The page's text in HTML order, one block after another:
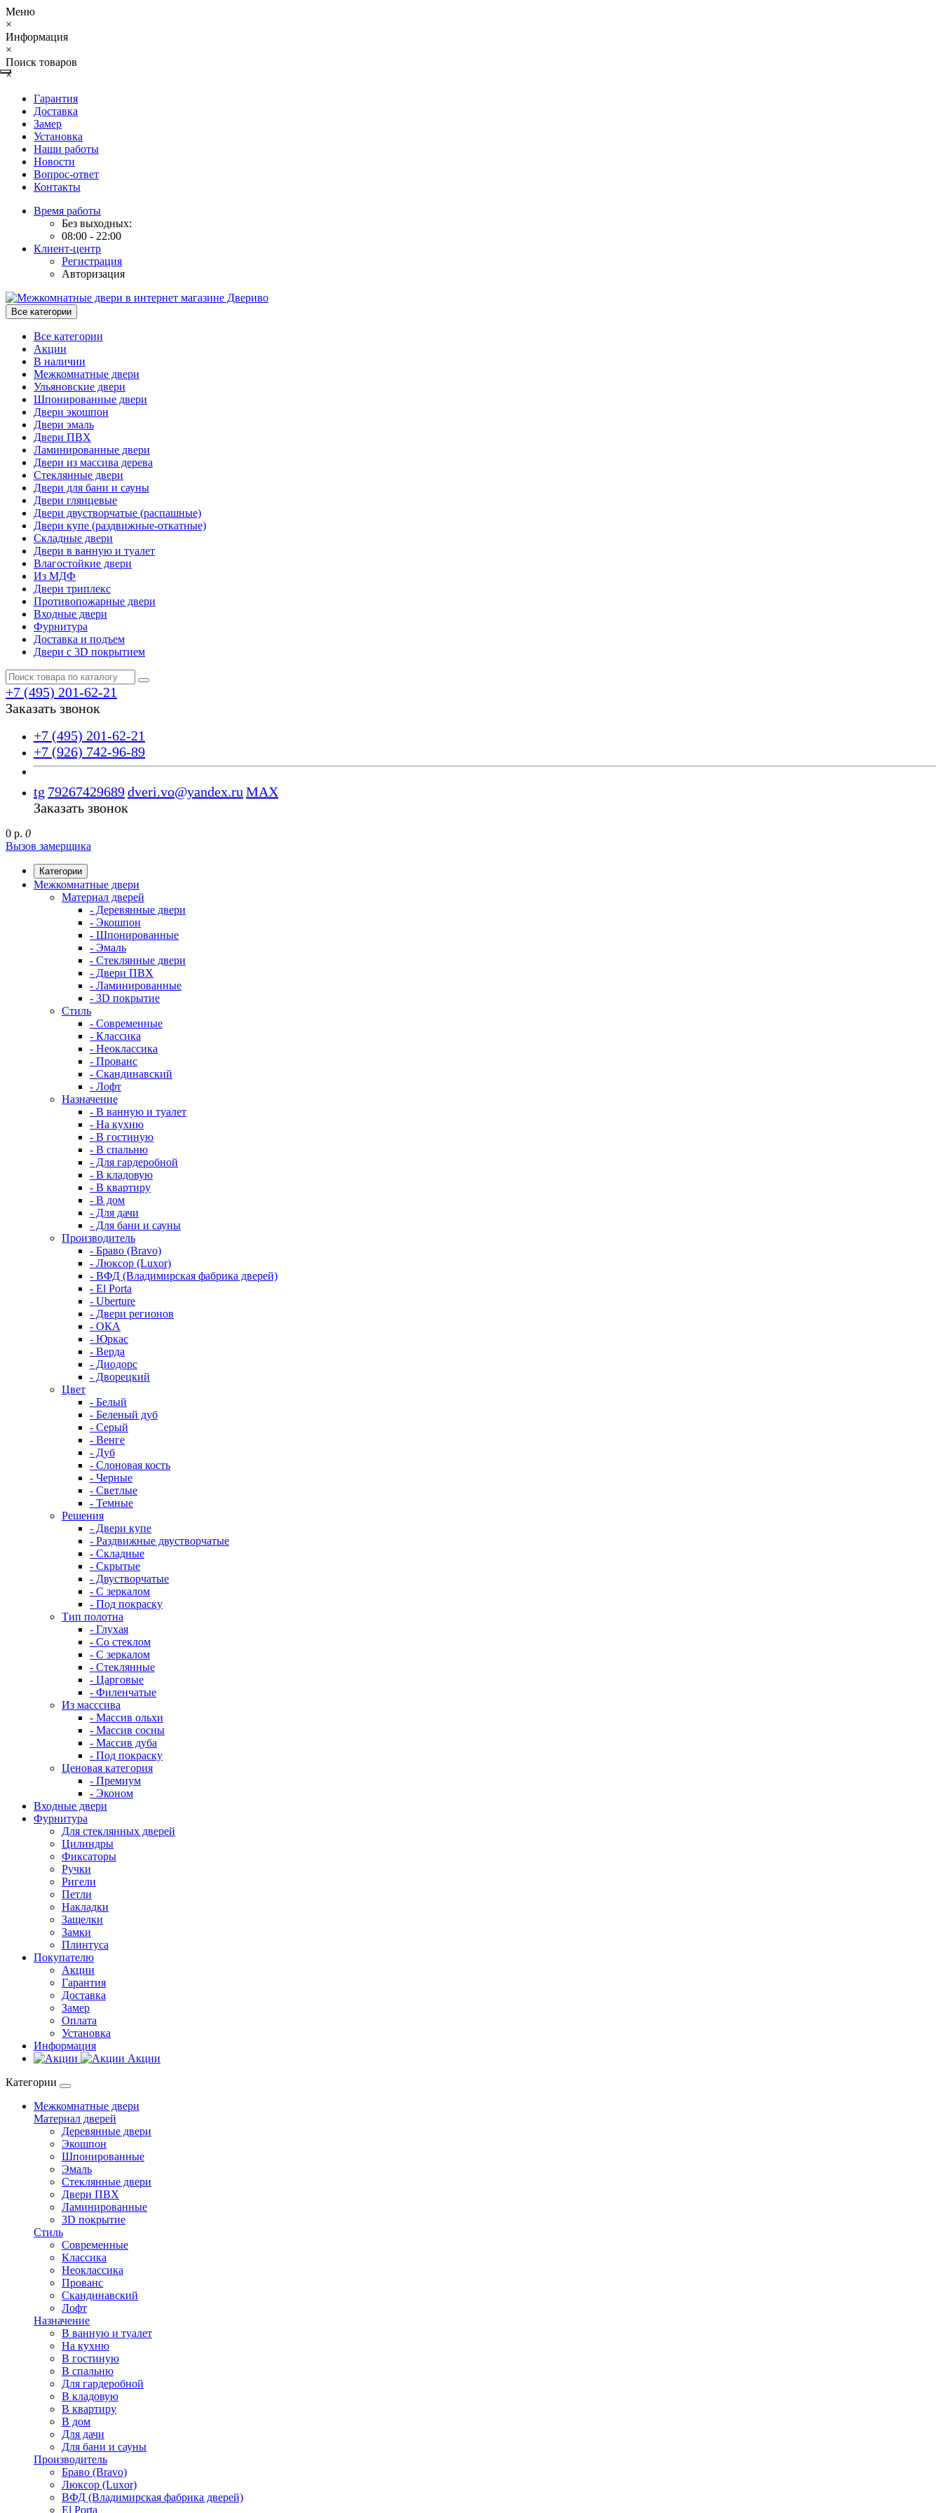
Меню
×
Информация
×
Поиск товаров
×
Гарантия
Доставка
Замер
Установка
Наши работы
Новости
Вопрос-ответ
Контакты
Время работы
Без выходных:
08:00 - 22:00
Клиент-центр
Регистрация
Авторизация
Все категории
Все категории
Акции
В наличии
Межкомнатные двери
Ульяновские двери
Шпонированные двери
Двери экошпон
Двери эмаль
Двери ПВХ
Ламинированные двери
Двери из массива дерева
Стеклянные двери
Двери для бани и сауны
Двери глянцевые
Двери двустворчатые (распашные)
Двери купе (раздвижные-откатные)
Складные двери
Двери в ванную и туалет
Влагостойкие двери
Из МДФ
Двери триплекс
Противопожарные двери
Входные двери
Фурнитура
Доставка и подъем
Двери с 3D покрытием
+7 (495) 201-62-21
Заказать звонок
+7 (495) 201-62-21
+7 (926) 742-96-89
tg 79267429689dveri.vo@yandex.ru MAX
Заказать звонок
0 р. 0
Вызов замерщика
Категории
Межкомнатные двери
Материал дверей
- Деревянные двери
- Экошпон
- Шпонированные
- Эмаль
- Стеклянные двери
- Двери ПВХ
- Ламинированные
- 3D покрытие
Стиль
- Современные
- Классика
- Неоклассика
- Прованс
- Скандинавский
- Лофт
Назначение
- В ванную и туалет
- На кухню
- В гостиную
- В спальню
- Для гардеробной
- В кладовую
- В квартиру
- В дом
- Для дачи
- Для бани и сауны
Производитель
- Браво (Bravo)
- Люксор (Luxor)
- ВФД (Владимирская фабрика дверей)
- El Porta
- Uberture
- Двери регионов
- ОКА
- Юркас
- Верда
- Диодорс
- Дворецкий
Цвет
- Белый
- Беленый дуб
- Серый
- Венге
- Дуб
- Слоновая кость
- Черные
- Светлые
- Темные
Решения
- Двери купе
- Раздвижные двустворчатые
- Складные
- Скрытые
- Двустворчатые
- С зеркалом
- Под покраску
Тип полотна
- Глухая
- Со стеклом
- С зеркалом
- Стеклянные
- Царговые
- Филенчатые
Из масссива
- Массив ольхи
- Массив сосны
- Массив дуба
- Под покраску
Ценовая категория
- Премиум
- Эконом
Входные двери
Фурнитура
Для стеклянных дверей
Цилиндры
Фиксаторы
Ручки
Ригели
Петли
Накладки
Защелки
Замки
Плинтуса
Покупателю
Акции
Гарантия
Доставка
Замер
Оплата
Установка
Информация
Акции
Категории
Межкомнатные двери
Материал дверей
Деревянные двери
Экошпон
Шпонированные
Эмаль
Стеклянные двери
Двери ПВХ
Ламинированные
3D покрытие
Стиль
Современные
Классика
Неоклассика
Прованс
Скандинавский
Лофт
Назначение
В ванную и туалет
На кухню
В гостиную
В спальню
Для гардеробной
В кладовую
В квартиру
В дом
Для дачи
Для бани и сауны
Производитель
Браво (Bravo)
Люксор (Luxor)
ВФД (Владимирская фабрика дверей)
El Porta